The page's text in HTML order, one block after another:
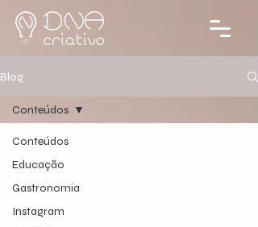
Blog
Conteúdos
Educação
Gastronomia
Instagram
Conteúdos